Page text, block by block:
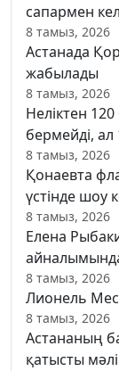
сапармен
8 тамыз, 2026
Астанада
жабылады
8 тамыз, 2026
Неліктен
бермейді, ал
8 тамыз, 2026
Қонаевта
үстінде шоу
8 тамыз, 2026
Елена
8 тамыз, 2026
Лионель
8 тамыз, 2026
Астананың
қатысты